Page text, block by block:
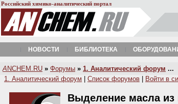
Российский химико-аналитический портал
НОВОСТИ БИБЛИОТЕКА
A NCHEM.RU » Форумы » 1. Аналитический форум ...
1. Аналитический форум
Список форумов Войти в
Выделение масла из